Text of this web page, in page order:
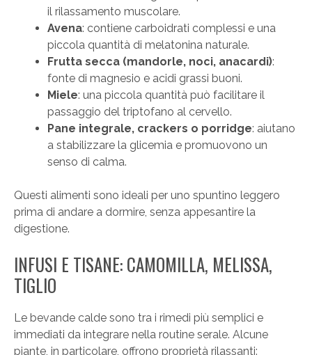
il rilassamento muscolare.
Avena: contiene carboidrati complessi e una
piccola quantità di melatonina naturale.
Frutta secca (mandorle, noci, anacardi):
fonte di magnesio e acidi grassi buoni.
Miele: una piccola quantità può facilitare il
passaggio del triptofano al cervello.
Pane integrale, crackers o porridge: aiutano
a stabilizzare la glicemia e promuovono un
senso di calma.
Questi alimenti sono ideali per uno spuntino leggero
prima di andare a dormire, senza appesantire la
digestione.
INFUSI E TISANE: CAMOMILLA, MELISSA,
TIGLIO
Le bevande calde sono tra i rimedi più semplici e
immediati da integrare nella routine serale. Alcune
piante, in particolare, offrono proprietà rilassanti: